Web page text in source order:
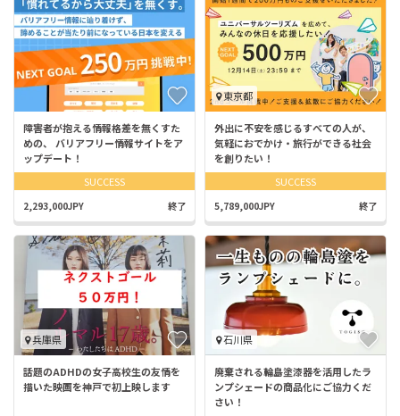
障害者が抱える情報格差を無くすた
めの、 バリアフリー情報サイトをア
ップデート！
SUCCESS
2,293,000JPY 終了
東京都
外出に不安を感じるすべての人が、
気軽におでかけ・旅行ができる社会
を創りたい！
SUCCESS
5,789,000JPY 終了
兵庫県
話題のADHDの女子高校生の友情を
描いた映画を神戸で初上映します
石川県
廃棄される輪島塗漆器を活用したラ
ンプシェードの商品化にご協力くだ
さい！